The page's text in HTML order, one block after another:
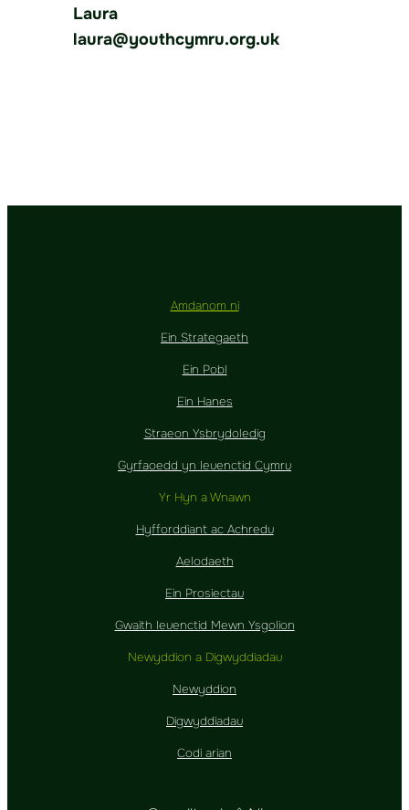
Laura
laura@youthcymru.org.uk
Amdanom ni
Ein Strategaeth
Ein Pobl
Ein Hanes
Straeon Ysbrydoledig
Gyrfaoedd yn Ieuenctid Cymru
Yr Hyn a Wnawn
Hyfforddiant ac Achredu
Aelodaeth
Ein Prosiectau
Gwaith Ieuenctid Mewn Ysgolion
Newyddion a Digwyddiadau
Newyddion
Digwyddiadau
Codi arian